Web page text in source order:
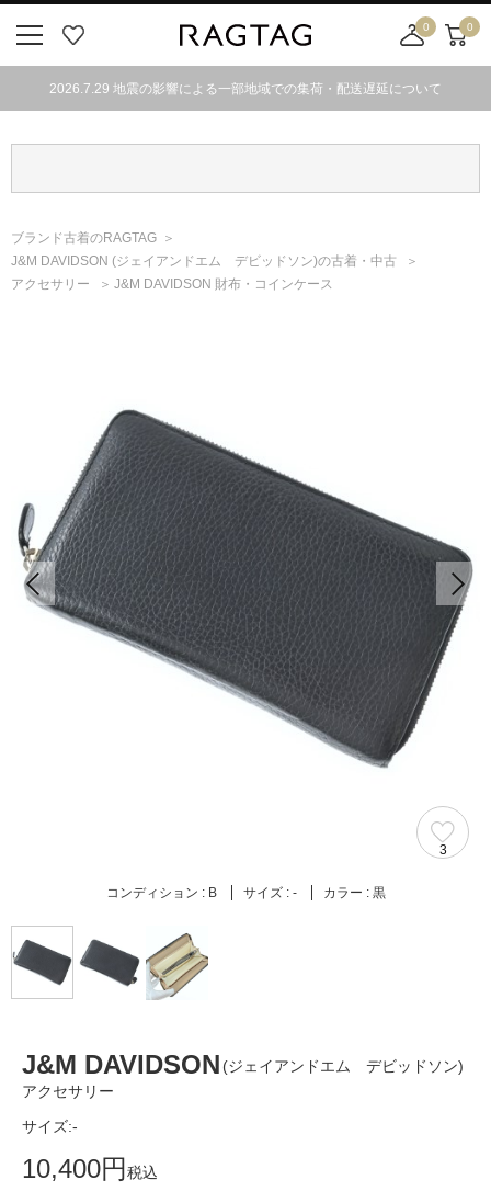
気
0
舗
カ
0
2026.7.29 地震の影響による一部地域での集荷・配送遅延について
ブランド古着のRAGTAG
J&M DAVIDSON (ジェイアンドエム デビッドソン)の古着・中古
アクセサリー
J&M DAVIDSON 財布・コインケース
3
コンディション : B サイズ : - カラー : 黒
J&M DAVIDSON (ジェイアンドエム デビッドソン)
アクセサリー
サイズ:-
10,400円税込